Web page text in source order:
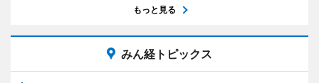
もっと見る
みん経トピックス